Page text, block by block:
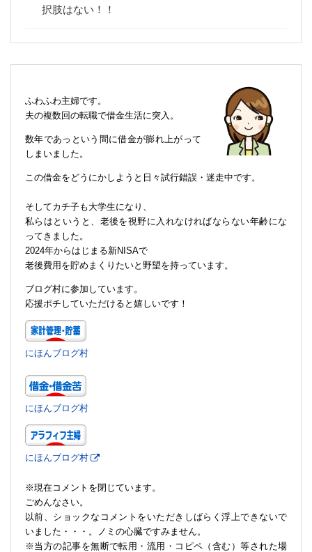
択肢はない！！
ふわふわ主婦です。
夫の複数回の転職で借金生活に突入。
数年であっという間に借金が膨れ上がって
しまいました。
この借金をどうにかしようと日々試行錯誤・迷走中です。
そしてカチ子も大学生になり、
私らはというと、老後を視野に入れなければならない年齢にな
ってきました。
2024年からはじまる新NISAで
老後費用を貯めまくりたいと野望を持っています。
ブログ村に参加しています。
応援ポチしていただけると嬉しいです！
にほんブログ村
にほんブログ村
にほんブログ村
※現在コメントを閉じています。
ごめんなさい。
以前、ショックなコメントをいただきしばらく浮上できないで
いました・・・。ノミの心臓ですみません。
※当方の記事を無断で転用・流用・コピペ（含む）等された場